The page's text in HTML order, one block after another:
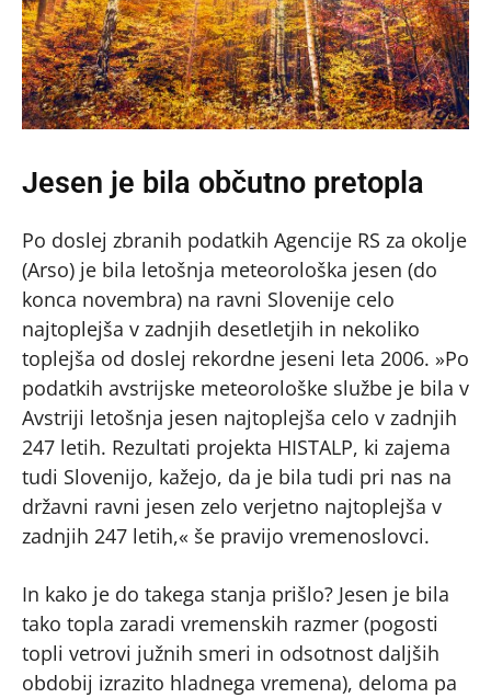
Jesen je bila občutno pretopla
Po doslej zbranih podatkih Agencije RS za okolje
(Arso) je bila letošnja meteorološka jesen (do
konca novembra) na ravni Slovenije celo
najtoplejša v zadnjih desetletjih in nekoliko
toplejša od doslej rekordne jeseni leta 2006. »Po
podatkih avstrijske meteorološke službe je bila v
Avstriji letošnja jesen najtoplejša celo v zadnjih
247 letih. Rezultati projekta HISTALP, ki zajema
tudi Slovenijo, kažejo, da je bila tudi pri nas na
državni ravni jesen zelo verjetno najtoplejša v
zadnjih 247 letih,« še pravijo vremenoslovci.
In kako je do takega stanja prišlo? Jesen je bila
tako topla zaradi vremenskih razmer (pogosti
topli vetrovi južnih smeri in odsotnost daljših
obdobij izrazito hladnega vremena), deloma pa